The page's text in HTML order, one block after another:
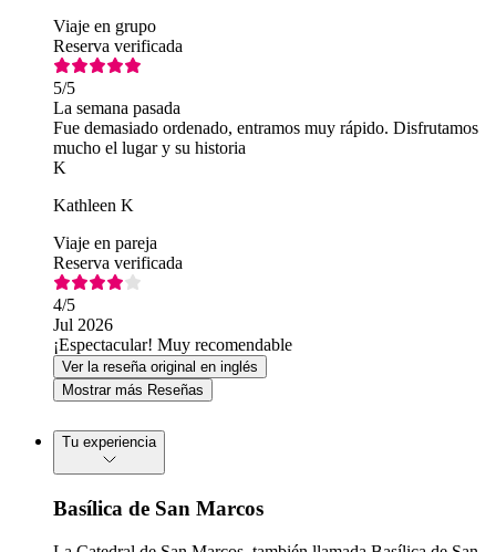
Viaje en grupo
Reserva verificada
5/5
La semana pasada
Fue demasiado ordenado, entramos muy rápido. Disfrutamos
mucho el lugar y su historia
K
Kathleen K
Viaje en pareja
Reserva verificada
4/5
Jul 2026
¡Espectacular! Muy recomendable
Ver la reseña original en inglés
Mostrar más Reseñas
Tu experiencia
Basílica de San Marcos